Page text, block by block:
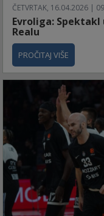
ČETVRTAK, 16.04.2026 |
Evroliga:
Realu
PROČITAJ VIŠE